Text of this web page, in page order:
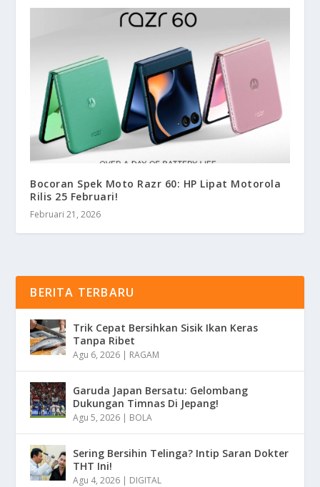
Bocoran Spek Moto Razr 60: HP Lipat Motorola
Rilis 25 Februari!
Februari 21, 2026
BERITA TERBARU
Trik Cepat Bersihkan Sisik Ikan Keras
Tanpa Ribet
Agu 6, 2026 | RAGAM
Garuda Japan Bersatu: Gelombang
Dukungan Timnas Di Jepang!
Agu 5, 2026 | BOLA
Sering Bersihin Telinga? Intip Saran Dokter
THT Ini!
Agu 4, 2026 | DIGITAL